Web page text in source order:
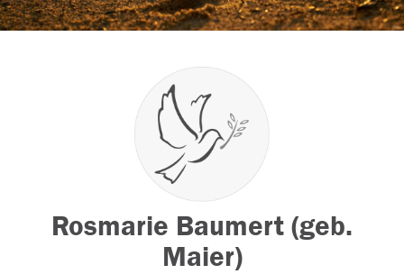
Rosmarie Baumert (geb.
Maier)